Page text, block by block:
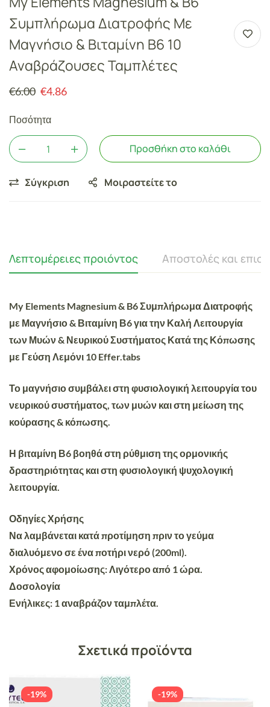
Συμπλήρωμα Διατροφής Με
Μαγνήσιο & Βιταμίνη Β6 10
Αναβράζουσες Ταμπλέτες
€6.00 €4.86
Ποσότητα
Προσθήκη στο καλάθι
Σύγκριση Μοιραστείτε το
Λεπτομέρειες προιόντος Αποστολές και
My Elements Magnesium & B6 Συμπλήρωμα Διατροφής
με Μαγνήσιο & Βιταμίνη Β6 για την Καλή Λειτουργία
των Μυών & Νευρικού Συστήματος Κατά της Κόπωσης
με Γεύση Λεμόνι 10 Effer.tabs
Το μαγνήσιο συμβάλει στη φυσιολογική λειτουργία του
νευρικού συστήματος, των μυών και στη μείωση της
κούρασης & κόπωσης.
Η βιταμίνη Β6 βοηθά στη ρύθμιση της ορμονικής
δραστηριότητας και στη φυσιολογική ψυχολογική
λειτουργία.
Οδηγίες Χρήσης
Να λαμβάνεται κατά προτίμηση πριν το γεύμα
διαλυόμενο σε ένα ποτήρι νερό (200ml).
Χρόνος αφομοίωσης: Λιγότερο από 1 ώρα.
Δοσολογία
Ενήλικες: 1 αναβράζον ταμπλέτα.
Σχετικά προϊόντα
-19% -19%